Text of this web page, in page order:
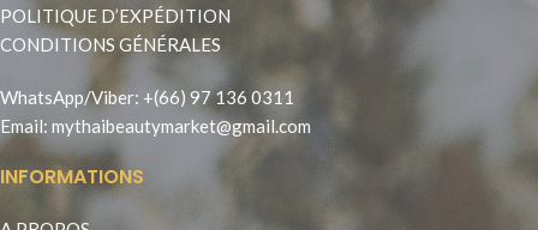
POLITIQUE D’EXPÉDITION
CONDITIONS GÉNÉRALES
WhatsApp/Viber: +(66) 97 136 0311
Email: mythaibeautymarket@gmail.com
INFORMATIONS